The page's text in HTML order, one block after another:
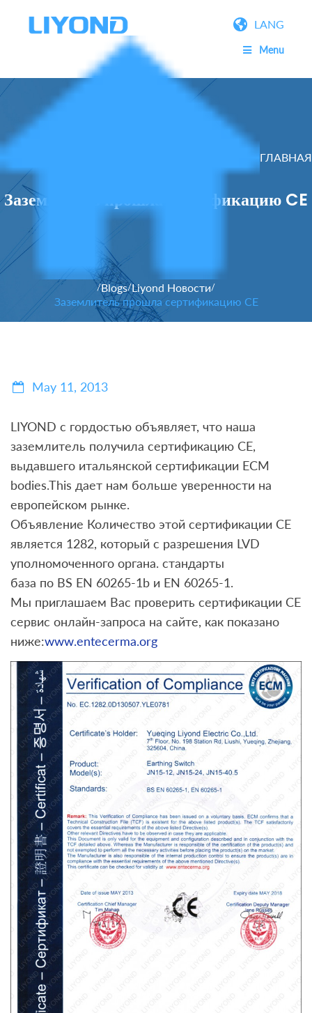
LANG
Menu
Заземлитель прошла сертификацию CE
ГЛАВНАЯ
/Blogs/Liyond Новости/
Заземлитель прошла сертификацию CE
May 11, 2013
LIYOND с гордостью объявляет, что наша
заземлитель получила сертификацию CE,
выдавшего итальянской сертификации ECM
bodies.This дает нам больше уверенности на
европейском рынке.
Объявление Количество этой сертификации СЕ
является 1282, который с разрешения LVD
уполномоченного органа. стандарты
база по BS EN 60265-1b и EN 60265-1.
Мы приглашаем Вас проверить сертификации CE
сервис онлайн-запроса на сайте, как показано
ниже:www.entecerma.org